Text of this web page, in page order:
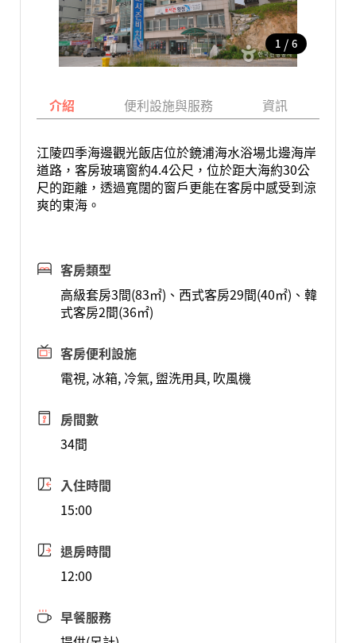
1 / 6
介紹 便利設施與服務 資訊
江陵四季海邊觀光飯店位於鏡浦海水浴場北邊海岸
道路，客房玻璃窗約4.4公尺，位於距大海約30公
尺的距離，透過寬闊的窗戶更能在客房中感受到涼
爽的東海。
客房類型
高級套房3間(83㎡)、西式客房29間(40㎡)、韓
式客房2間(36㎡)
客房便利設施
電視, 冰箱, 冷氣, 盥洗用具, 吹風機
房間數
34間
入住時間
15:00
退房時間
12:00
早餐服務